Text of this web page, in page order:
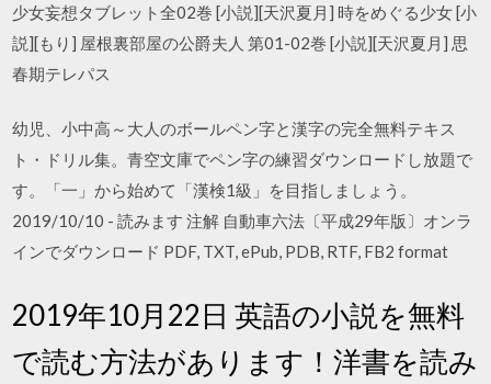
少女妄想タブレット全02巻 [小説][天沢夏月] 時をめぐる少女 [小
説][もり] 屋根裏部屋の公爵夫人 第01-02巻 [小説][天沢夏月] 思
春期テレパス
幼児、小中高～大人のボールペン字と漢字の完全無料テキス
ト・ドリル集。青空文庫でペン字の練習ダウンロードし放題で
す。「一」から始めて「漢検1級」を目指しましょう。
2019/10/10 - 読みます 注解 自動車六法〔平成29年版〕オンラ
インでダウンロード PDF, TXT, ePub, PDB, RTF, FB2 format
2019年10月22日 英語の小説を無料
で読む方法があります！洋書を読み